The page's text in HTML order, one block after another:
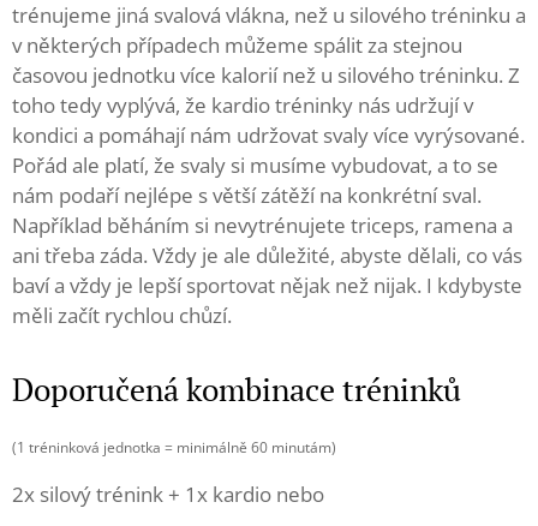
trénujeme jiná svalová vlákna, než u silového tréninku a
v některých případech můžeme spálit za stejnou
časovou jednotku více kalorií než u silového tréninku. Z
toho tedy vyplývá, že kardio tréninky nás udržují v
kondici a pomáhají nám udržovat svaly více vyrýsované.
Pořád ale platí, že svaly si musíme vybudovat, a to se
nám podaří nejlépe s větší zátěží na konkrétní sval.
Například běháním si nevytrénujete triceps, ramena a
ani třeba záda. Vždy je ale důležité, abyste dělali, co vás
baví a vždy je lepší sportovat nějak než nijak. I kdybyste
měli začít rychlou chůzí.
Doporučená kombinace tréninků
(1 tréninková jednotka = minimálně 60 minutám)
2x silový trénink + 1x kardio nebo